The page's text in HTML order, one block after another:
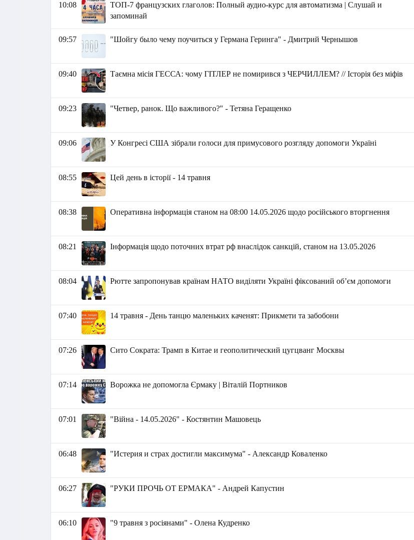
10:08
ТОП-7 французских глаголов: Полный аудио-курс для автоматизма | Слушай и
запоминай
09:57 "Шойгу было чему поучиться у Германа Геринга" - Дмитрий Чернышов
09:40 Таємна місія ГЕССА: чому ГІТЛЕР не помирився з ЧЕРЧИЛЛЕМ? // Історія без міфів
09:23 "Четвер, ранок. Що важливого?" - Тетяна Геращенко
09:06 У Конгресі США зібрали голоси для примусового розгляду допомоги Україні
08:55 Цей день в історії - 14 травня
08:38 Оперативна інформація станом на 08:00 14.05.2026 щодо російського вторгнення
08:21 Інформація щодо поточних втрат рф внаслідок санкцій, станом на 13.05.2026​
08:04 Рютте запропонував країнам НАТО виділяти Україні фіксований об’єм допомоги
07:40 14 травня - День танцю маленьких каченят: Прикмети та забобони
07:26 Сито Сократа: Трамп в Китае и геополитический цугцванг Москвы
07:14 Ворожка не допомогла Єрмаку | Віталій Портников
07:01 "Війна - 14.05.2026" - Костянтин Машовець
06:48 "Истерия и страх достигли максимума" - Александр Коваленко
06:27 "РУКИ ПРОЧЬ ОТ ЕРМАКА" - Андрей Капустин
06:10 "9 травня з росіянами" - Олена Кудренко